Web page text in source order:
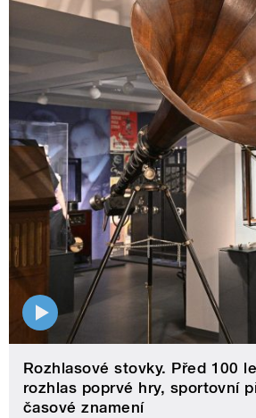
Rozhlasové stovky. Před 100
rozhlas poprvé hry, sportovní
časové znamení